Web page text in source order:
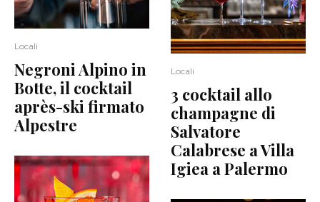
Locali
Negroni Alpino in
Botte, il cocktail
après-ski firmato
Alpestre
Locali
3 cocktail allo
champagne di
Salvatore
Calabrese a Villa
Igiea a Palermo